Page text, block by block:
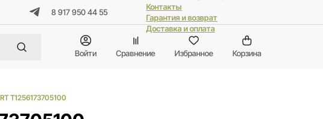
8 917 950 44 55
Контакты
Гарантия и возврат
Доставка и оплата
Войти Сравнение Избранное Корзина
T1256173705100